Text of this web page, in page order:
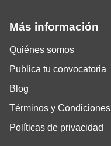
Más información
Quiénes somos
Publica tu convocatoria
Blog
Términos y Condiciones
Políticas de privacidad